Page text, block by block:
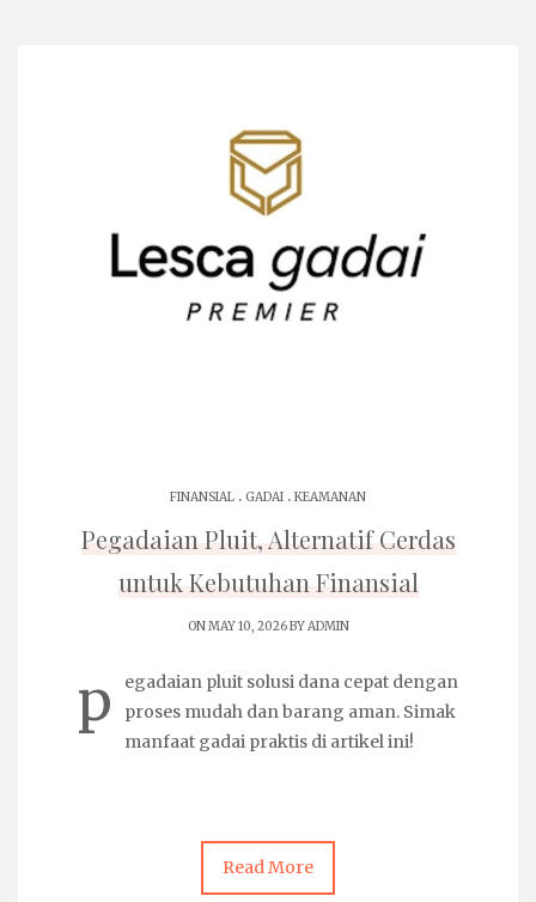
FINANSIAL . GADAI . KEAMANAN
Pegadaian Pluit, Alternatif Cerdas
untuk Kebutuhan Finansial
ON MAY 10, 2026 BYADMIN
p egadaian pluit solusi dana cepat dengan
proses mudah dan barang aman. Simak
manfaat gadai praktis di artikel ini!
Read More